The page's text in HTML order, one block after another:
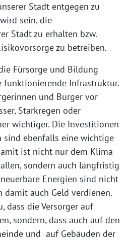
Stadt entgegen zu
sein, die
Stadt zu erhalten bzw.
zu betreiben.
Fürsorge und Bildung
funktionierende Infrastruktur.
und Bürger vor
Starkregen oder
wichtiger. Die Investitionen
sind ebenfalls eine wichtige
ist nicht nur dem Klima
sondern auch langfristig
Energien sind nicht
damit auch Geld verdienen.
dass die Versorger auf
sondern, dass auch auf den
und auf Gebäuden der